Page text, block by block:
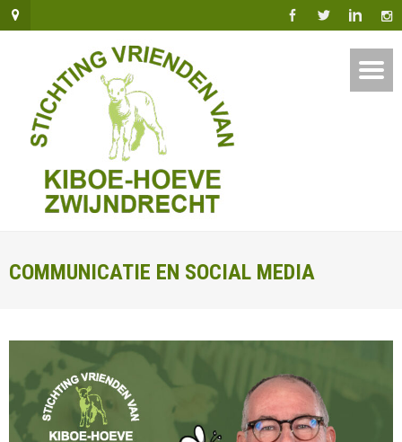
COMMUNICATIE EN SOCIAL MEDIA